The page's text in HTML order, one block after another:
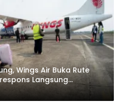
Wings Air Buka Rute
Langsung